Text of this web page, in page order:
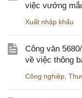
việc vướng
Xuất nhập khẩu
Công văn
về việc thông
Công nghiệp